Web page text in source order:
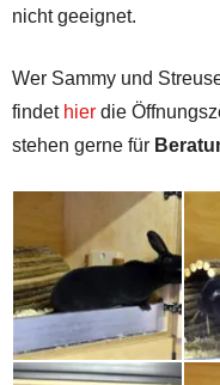
nicht geeignet.
Wer Sammy und
findet hier die
stehen gerne für